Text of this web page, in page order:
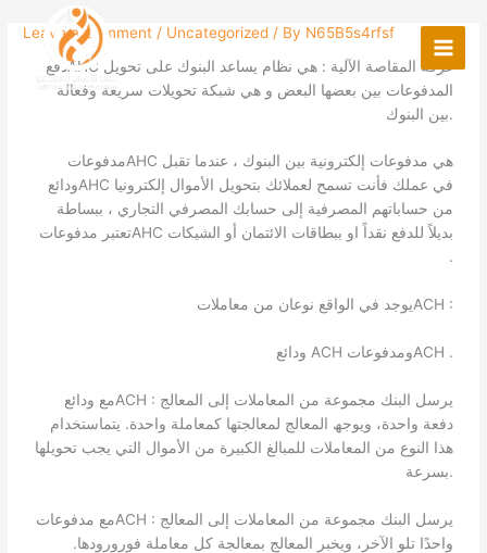
Leave a Comment / Uncategorized / By N65B5s4rfsf
دفعAHC غرفة المقاصة الآلیة : ھي نظام یساعد البنوك على تحویل
المدفوعات بین بعضھا البعض و ھي شبكة تحویلات سریعة وفعالة
بین البنوك.
مدفوعاتAHC ھي مدفوعات إلكترونیة بین البنوك ، عندما تقبل
ودائعAHC في عملك فأنت تسمح لعملائك بتحویل الأموال إلكترونیا
من حساباتھم المصرفیة إلى حسابك المصرفي التجاري ، ببساطة
تعتبر مدفوعاتAHC بدیلاً للدفع نقداً او ببطاقات الائتمان أو الشیكات
.
یوجد في الواقع نوعان من معاملاتACH :
ودائع ACH ومدفوعاتACH .
مع ودائعACH : یرسل البنك مجموعة من المعاملات إلى المعالج
دفعة واحدة، ویوجھ المعالج لمعالجتھا كمعاملة واحدة. یتماستخدام
ھذا النوع من المعاملات للمبالغ الكبیرة من الأموال التي یجب تحویلھا
بسرعة.
مع مدفوعاتACH : یرسل البنك مجموعة من المعاملات إلى المعالج
واحدًا تلو الآخر، ویخبر المعالج بمعالجة كل معاملة فورورودھا.